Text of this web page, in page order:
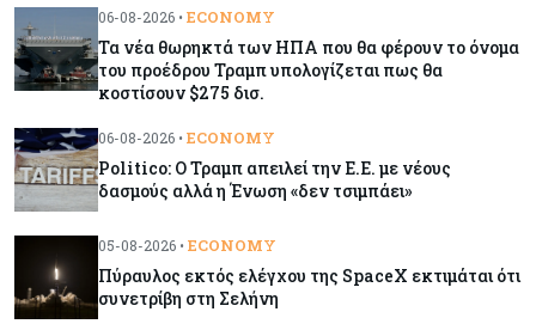
όνομα του προέδρου Τραμπ υπολογίζεται πως θα
κοστίσουν $275 δισ.
Ενέργεια
Πώς οι Γάλλοι και ο ΑΔΜΗΕ έβαλαν τον GSI
στην πρίζα
δασμούς αλλά η Ένωση «δεν τσιμπάει»
06-08-2026 • ECONOMY
Τα νέα θωρηκτά των ΗΠΑ που θα φέρουν το όνομα
του προέδρου Τραμπ υπολογίζεται πως θα
κοστίσουν $275 δισ.
06-08-2026 • ECONOMY
Politico: Ο Τραμπ απειλεί την Ε.Ε. με νέους
δασμούς αλλά η Ένωση «δεν τσιμπάει»
05-08-2026 • ECONOMY
Πύραυλος εκτός ελέγχου της SpaceX εκτιμάται ότι
συνετρίβη στη Σελήνη